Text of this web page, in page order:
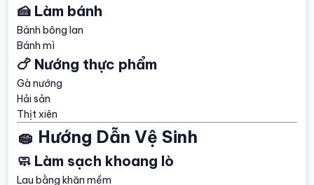
🍰 Làm bánh
Bánh bông lan
Bánh mì
🍗 Nướng thực phẩm
Gà nướng
Hải sản
Thịt xiên
🧽 Hướng Dẫn Vệ Sinh
🧼 Làm sạch khoang lò
Lau bằng khăn mềm